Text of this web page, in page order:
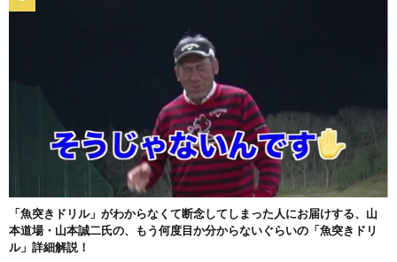
「魚突きドリル」がわからなくて断念してしまった人にお届けする、山
本道場・山本誠二氏の、もう何度目か分からないぐらいの「魚突きドリ
ル」詳細解説！